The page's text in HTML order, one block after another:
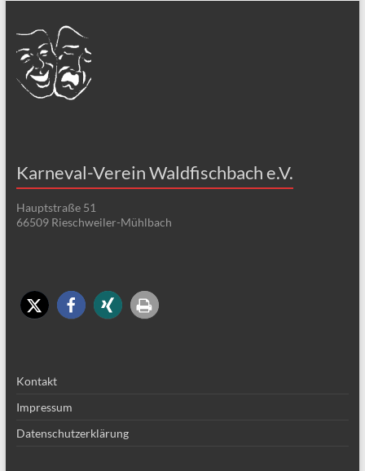
Karneval-Verein Waldfischbach e.V.
Hauptstraße 51
66509 Rieschweiler-Mühlbach
Kontakt
Impressum
Datenschutzerklärung